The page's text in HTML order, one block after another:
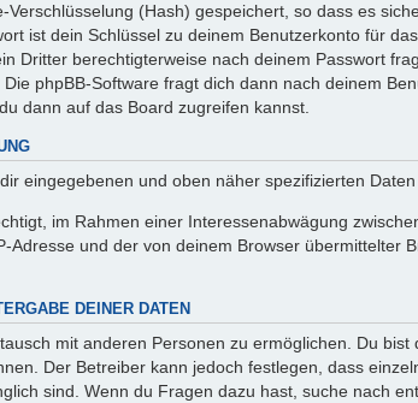
Verschlüsselung (Hash) gespeichert, so dass es
ist dein Schlüssel zu deinem Benutzerkonto für
Dritter berechtigterweise nach deinem Passwort
phpBB-Software fragt dich dann nach deinem
dann auf das Board zugreifen kannst.
eingegebenen und oben näher spezifizierten
im Rahmen einer Interessenabwägung
Adresse und der von deinem Browser
DEINER DATEN
mit anderen Personen zu ermöglichen. Du
Der Betreiber kann jedoch festlegen, dass
sind. Wenn du Fragen dazu hast, suche nach